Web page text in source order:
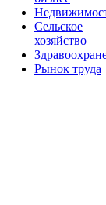
Сельское
хозяйство
Рынок труда